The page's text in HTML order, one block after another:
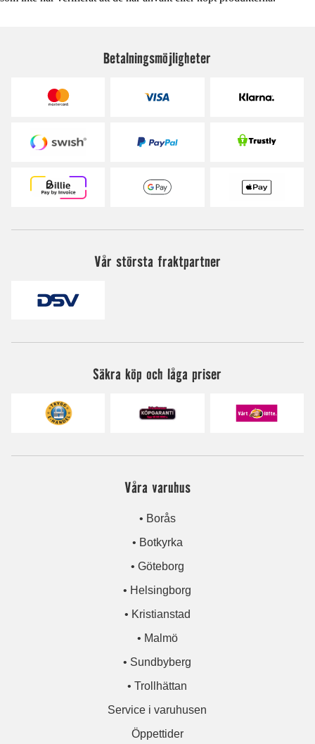
Betalningsmöjligheter
Vår största fraktpartner
Säkra köp och låga priser
Våra varuhus
• Borås
• Botkyrka
• Göteborg
• Helsingborg
• Kristianstad
• Malmö
• Sundbyberg
• Trollhättan
Service i varuhusen
Öppettider